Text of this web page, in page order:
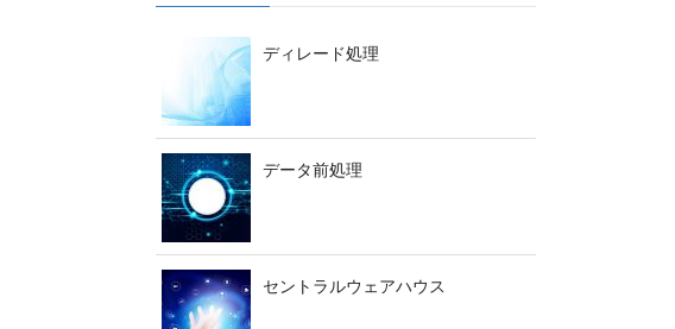
ディレード処理
データ前処理
セントラルウェアハウス